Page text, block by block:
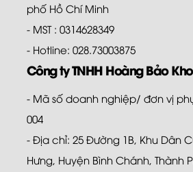
phố Hồ Chí Minh
- MST : 0314628349
- Hotline: 028.73003875
Công ty TNHH Hoàng Bảo
- Mã số doanh nghiệp/ đơn vị
004
- Địa chỉ: 25 Đường 1B, Khu Dân
Hưng, Huyện Bình Chánh, Thành